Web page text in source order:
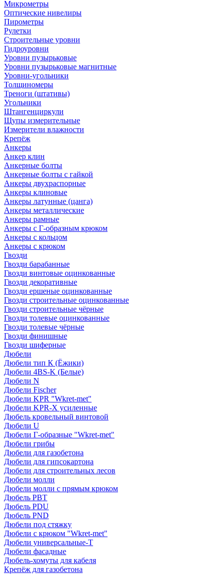
Микрометры
Оптические нивелиры
Пирометры
Рулетки
Строительные уровни
Гидроуровни
Уровни пузырьковые
Уровни пузырьковые магнитные
Уровни-угольники
Толщиномеры
Треноги (штативы)
Угольники
Штангенциркули
Щупы измерительные
Измерители влажности
Крепёж
Анкеры
Анкер клин
Анкерные болты
Анкерные болты с гайкой
Анкеры двухраспорные
Анкеры клиновые
Анкеры латунные (цанга)
Анкеры металлические
Анкеры рамные
Анкеры с Г-образным крюком
Анкеры с кольцом
Анкеры с крюком
Гвозди
Гвозди барабанные
Гвозди винтовые оцинкованные
Гвозди декоративные
Гвозди ершеные оцинкованные
Гвозди строительные оцинкованные
Гвозди строительные чёрные
Гвозди толевые оцинкованные
Гвозди толевые чёрные
Гвозди финишные
Гвозди шиферные
Дюбели
Дюбели тип К (Ёжики)
Дюбели 4BS-K (Белые)
Дюбели N
Дюбели Fischer
Дюбели KPR "Wkret-met"
Дюбели KPR-Х усиленные
Дюбель кровельный винтовой
Дюбели U
Дюбели Г-образные "Wkret-met"
Дюбели грибы
Дюбели для газобетона
Дюбели для гипсокартона
Дюбели для строительных лесов
Дюбели молли
Дюбели молли с прямым крюком
Дюбель PBT
Дюбель PDU
Дюбель PND
Дюбели под стяжку
Дюбели с крюком "Wkret-met"
Дюбели универсальные-Т
Дюбели фасадные
Дюбель-хомуты для кабеля
Крепёж для газобетона